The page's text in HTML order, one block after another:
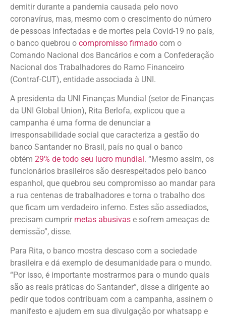
demitir durante a pandemia causada pelo novo
coronavírus, mas, mesmo com o crescimento do número
de pessoas infectadas e de mortes pela Covid-19 no país,
o banco quebrou o compromisso firmado com o
Comando Nacional dos Bancários e com a Confederação
Nacional dos Trabalhadores do Ramo Financeiro
(Contraf-CUT), entidade associada à UNI.
A presidenta da UNI Finanças Mundial (setor de Finanças
da UNI Global Union), Rita Berlofa, explicou que a
campanha é uma forma de denunciar a
irresponsabilidade social que caracteriza a gestão do
banco Santander no Brasil, país no qual o banco
obtém 29% de todo seu lucro mundial. “Mesmo assim, os
funcionários brasileiros são desrespeitados pelo banco
espanhol, que quebrou seu compromisso ao mandar para
a rua centenas de trabalhadores e torna o trabalho dos
que ficam um verdadeiro inferno. Estes são assediados,
precisam cumprir metas abusivas e sofrem ameaças de
demissão”, disse.
Para Rita, o banco mostra descaso com a sociedade
brasileira e dá exemplo de desumanidade para o mundo.
“Por isso, é importante mostrarmos para o mundo quais
são as reais práticas do Santander”, disse a dirigente ao
pedir que todos contribuam com a campanha, assinem o
manifesto e ajudem em sua divulgação por whatsapp e